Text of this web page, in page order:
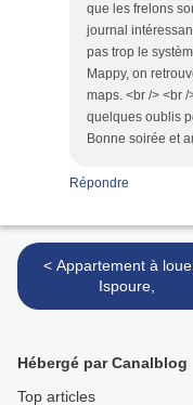
que les frelons
journal
pas trop le
Mappy, on
maps. <br /> <br
quelques oublis
Bonne soirée et
Répondre
< Appartement à louer à
Ispoure,
Hébergé par Canalblog
Top articles